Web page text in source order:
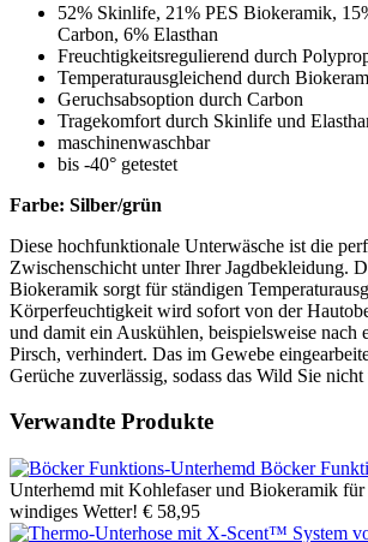
52% Skinlife, 21% PES Biokeramik,
Carbon, 6% Elasthan
Freuchtigkeitsregulierend durch
Temperaturausgleichend durch
Geruchsabsoption durch Carbon
Tragekomfort durch Skinlife und
maschinenwaschbar
bis -40° getestet
Farbe: Silber/grün
Diese hochfunktionale Unterwäsche ist die
Zwischenschicht unter Ihrer Jagdbekleidung.
Biokeramik sorgt für ständigen
Körperfeuchtigkeit wird sofort von der
und damit ein Auskühlen, beispielsweise nach
Pirsch, verhindert. Das im Gewebe
Gerüche zuverlässig, sodass das Wild Sie
Verwandte Produkte
Böcker
Unterhemd mit Kohlefaser und Biokeramik für
windiges Wetter! € 58,95